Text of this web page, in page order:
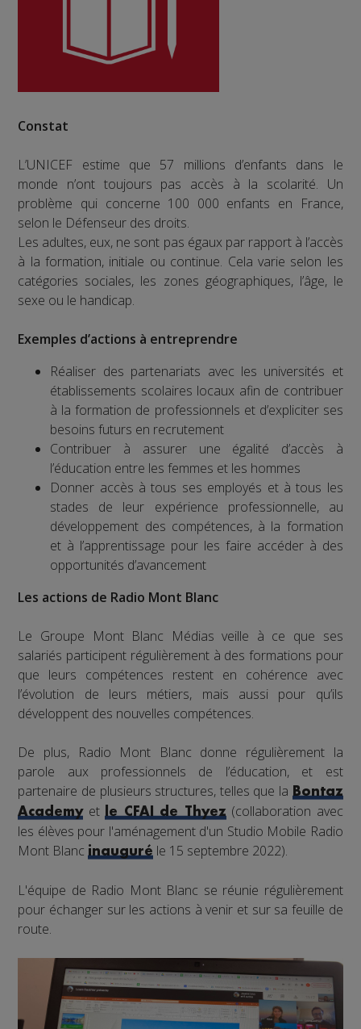
Constat
L’UNICEF estime que 57 millions d’enfants dans le
monde n’ont toujours pas accès à la scolarité. Un
problème qui concerne 100 000 enfants en France,
selon le Défenseur des droits.
Les adultes, eux, ne sont pas égaux par rapport à l’accès
à la formation, initiale ou continue. Cela varie selon les
catégories sociales, les zones géographiques, l’âge, le
sexe ou le handicap.
Exemples d’actions à entreprendre
Réaliser des partenariats avec les universités et
établissements scolaires locaux afin de contribuer
à la formation de professionnels et d’expliciter ses
besoins futurs en recrutement
Contribuer à assurer une égalité d’accès à
l’éducation entre les femmes et les hommes
Donner accès à tous ses employés et à tous les
stades de leur expérience professionnelle, au
développement des compétences, à la formation
et à l’apprentissage pour les faire accéder à des
opportunités d’avancement
Les actions de Radio Mont Blanc
Le Groupe Mont Blanc Médias veille à ce que ses
salariés participent régulièrement à des formations pour
que leurs compétences restent en cohérence avec
l’évolution de leurs métiers, mais aussi pour qu’ils
développent des nouvelles compétences.
De plus, Radio Mont Blanc donne régulièrement la
parole aux professionnels de l’éducation, et est
partenaire de plusieurs structures, telles que la
Bontaz
Academyet le CFAI de Thyez(collaboration avec
les élèves pour l'aménagement d'un Studio Mobile Radio
Mont Blancinauguré le 15 septembre 2022).
L'équipe de Radio Mont Blanc se réunie régulièrement
pour échanger sur les actions à venir et sur sa feuille de
route.